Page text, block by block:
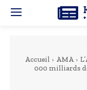
Accueil AMA
000 milliards